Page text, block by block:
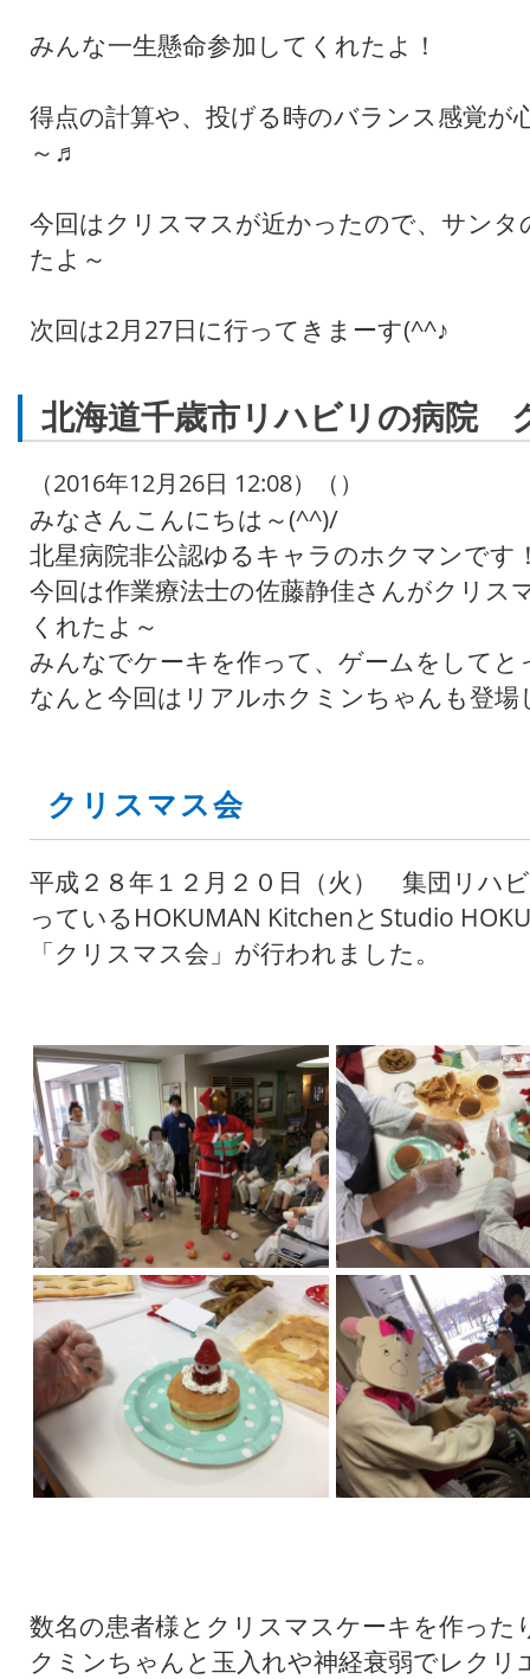
みんな一生懸命参加してくれたよ！
得点の計算や、投げる時のバランス感覚が
～♬
今回はクリスマスが近かったので、サンタ
たよ～
次回は2月27日に行ってきまーす(^^♪
北海道千歳市リハビリの病院
（2016年12月26日 12:08）（）
みなさんこんにちは～(^^)/
北星病院非公認ゆるキャラのホクマンです
今回は作業療法士の佐藤静佳さんがクリス
くれたよ～
みんなでケーキを作って、ゲームをして
なんと今回はリアルホクミンちゃんも登
クリスマス会
平成２８年１２月２０日（火） 集団リハ
っているHOKUMAN KitchenとStudio
「クリスマス会」が行われました。
数名の患者様とクリスマスケーキを作った
クミンちゃんと玉入れや神経衰弱でレクリ